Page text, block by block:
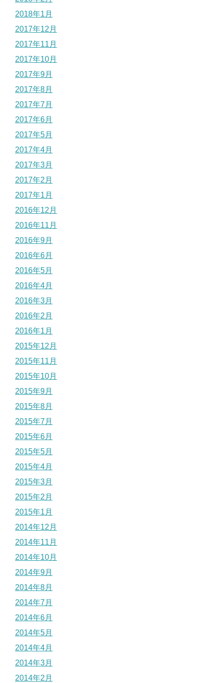
2018年1月
2017年12月
2017年11月
2017年10月
2017年9月
2017年8月
2017年7月
2017年6月
2017年5月
2017年4月
2017年3月
2017年2月
2017年1月
2016年12月
2016年11月
2016年9月
2016年6月
2016年5月
2016年4月
2016年3月
2016年2月
2016年1月
2015年12月
2015年11月
2015年10月
2015年9月
2015年8月
2015年7月
2015年6月
2015年5月
2015年4月
2015年3月
2015年2月
2015年1月
2014年12月
2014年11月
2014年10月
2014年9月
2014年8月
2014年7月
2014年6月
2014年5月
2014年4月
2014年3月
2014年2月